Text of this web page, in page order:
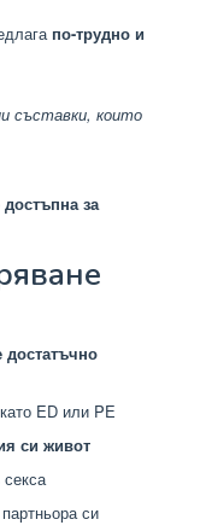
по-трудно и
съставки, които
за
достатъчно
като ED или PE
си живот
секса
си